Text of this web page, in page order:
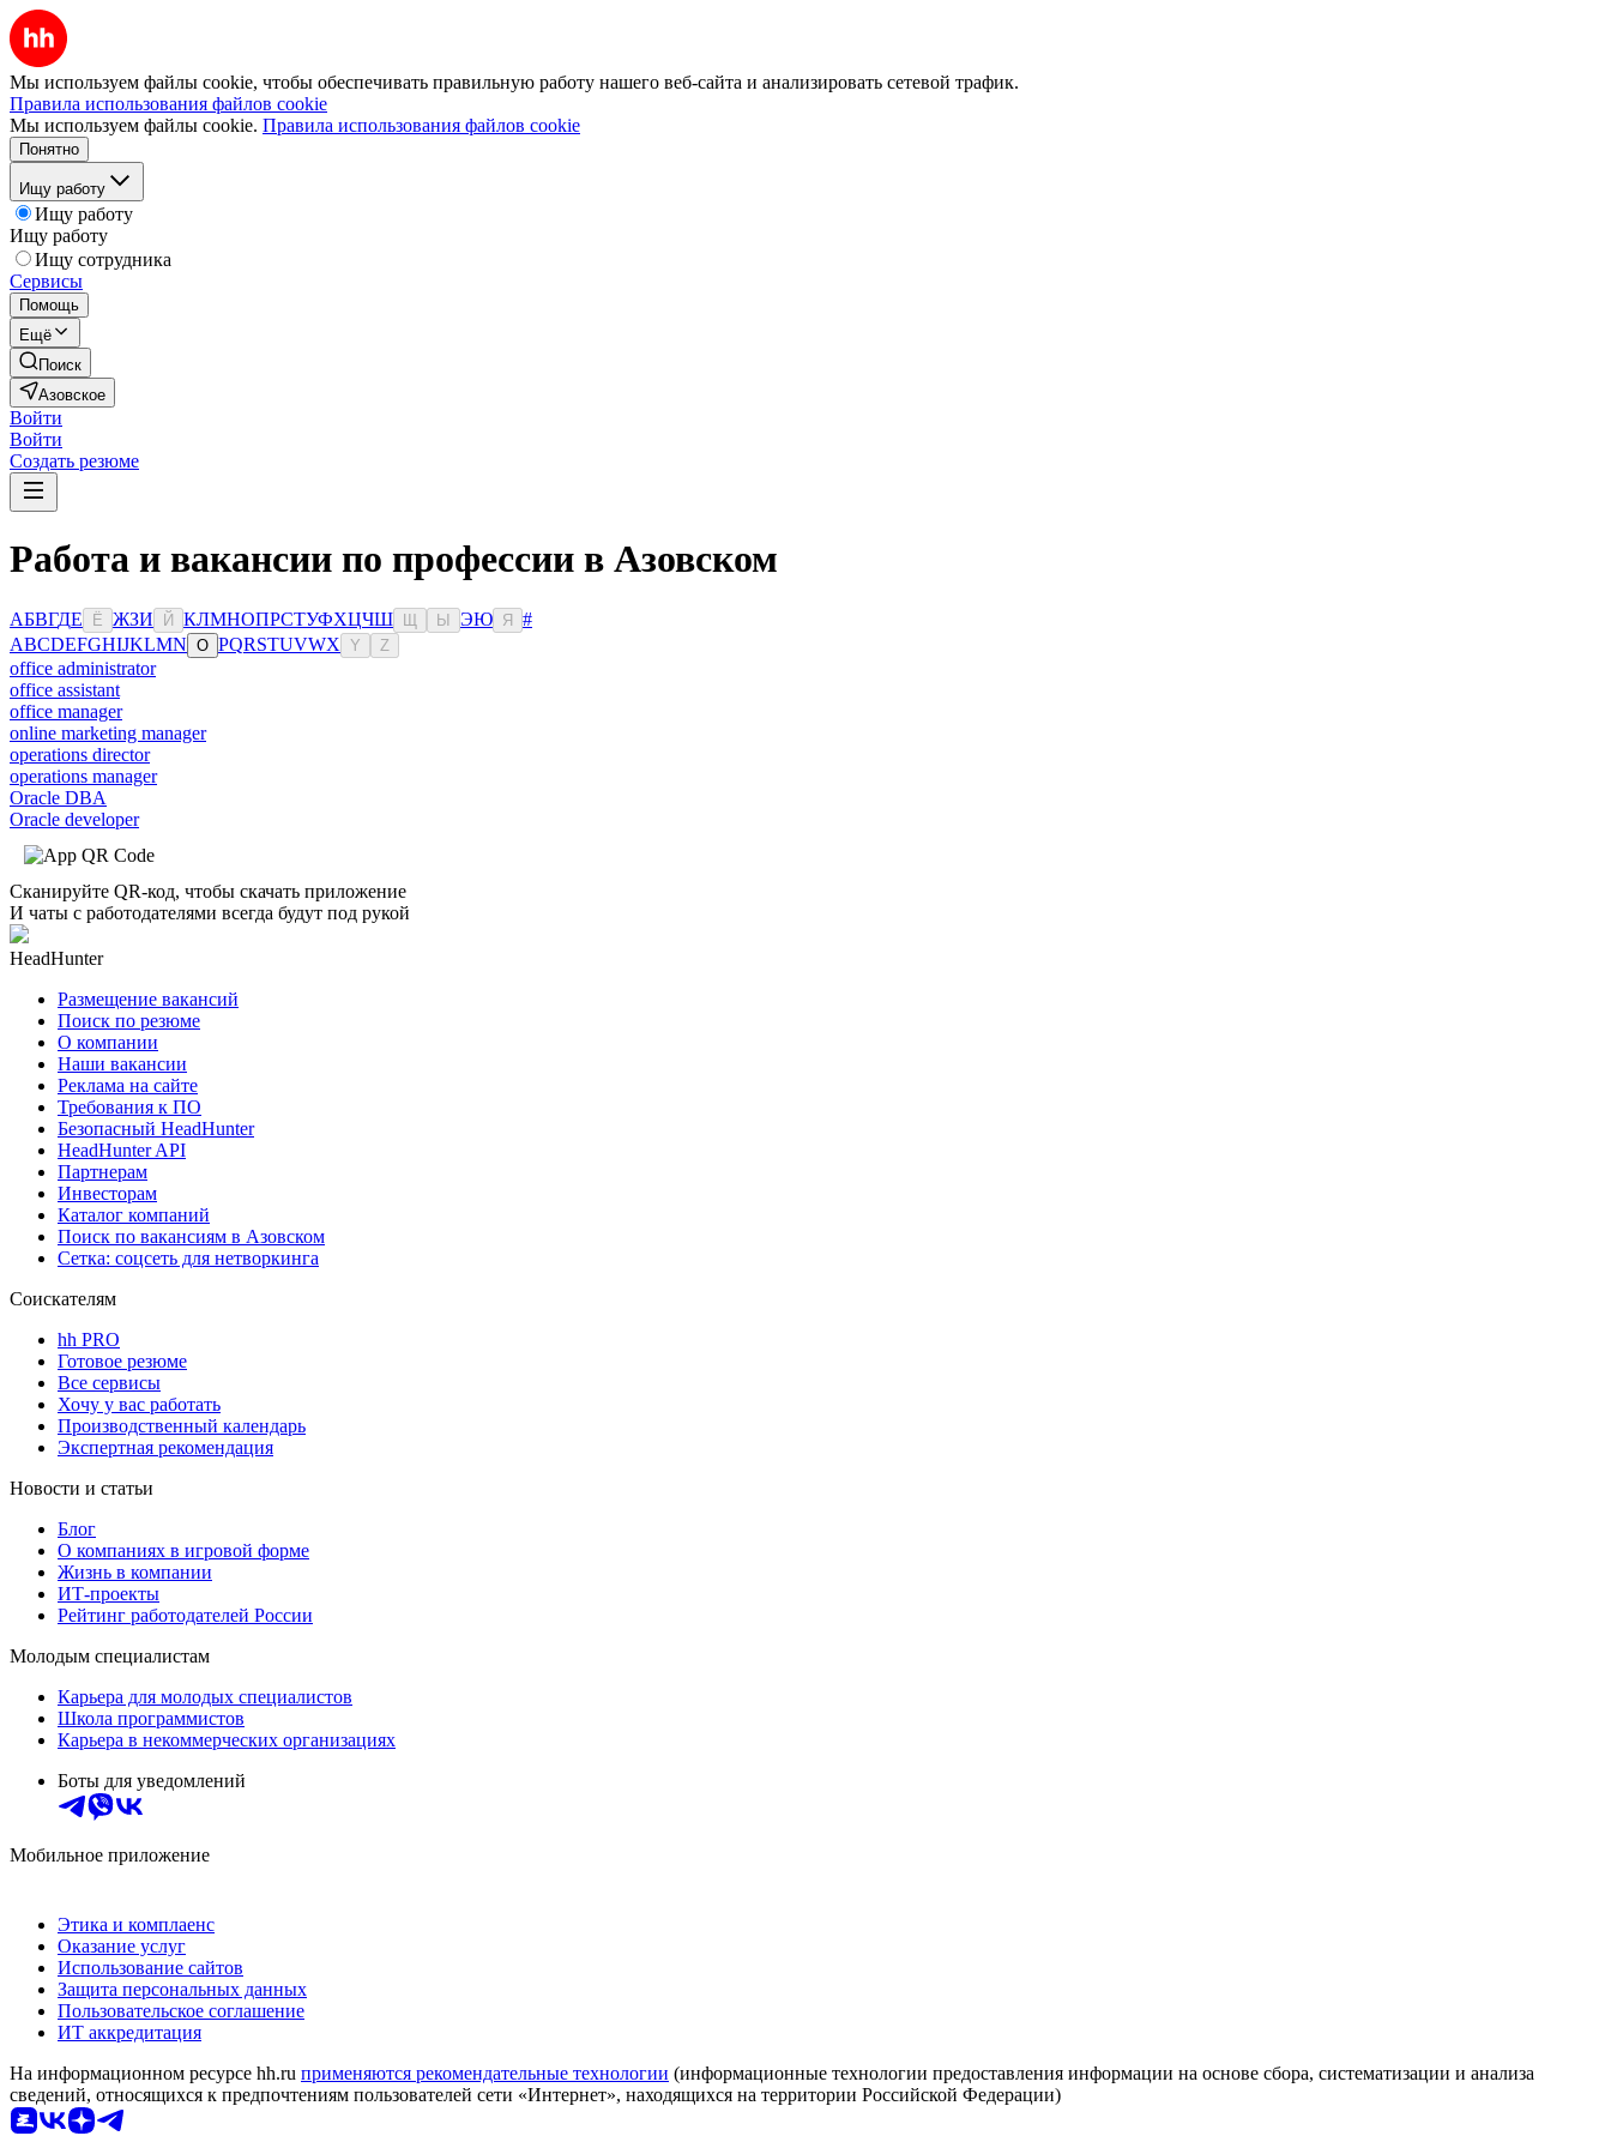
Мы используем файлы cookie, чтобы обеспечивать правильную работу нашего веб-сайта и анализировать сетевой трафик.
Правила использования файлов cookie
Мы используем файлы cookie. Правила использования файлов cookie
Понятно
Ищу работу
Ищу работу
Ищу работу
Ищу сотрудника
Сервисы
Помощь
Ещё
Поиск
Азовское
Войти
Войти
Создать резюме
Работа и вакансии по профессии в Азовском
АБВГДЕ Ё ЖЗИ Й КЛМНОПРСТУФХЦЧШ Ы ЭЮ Я
#
ABCDEFGHIJKLMN O PQRSTUVWX Y Z
office administrator
office assistant
office manager
online marketing manager
operations director
operations manager
Oracle DBA
Oracle developer
Сканируйте QR-код, чтобы скачать приложение
И чаты с работодателями всегда будут под рукой
HeadHunter
Размещение вакансий
Поиск по резюме
О компании
Наши вакансии
Реклама на сайте
Требования к ПО
Безопасный HeadHunter
HeadHunter API
Партнерам
Инвесторам
Каталог компаний
Поиск по вакансиям в Азовском
Сетка: соцсеть для нетворкинга
Соискателям
hh PRO
Готовое резюме
Все сервисы
Хочу у вас работать
Производственный календарь
Экспертная рекомендация
Новости и статьи
Блог
О компаниях в игровой форме
Жизнь в компании
ИТ-проекты
Рейтинг работодателей России
Молодым специалистам
Карьера для молодых специалистов
Школа программистов
Карьера в некоммерческих организациях
Боты для уведомлений
Мобильное приложение
Этика и комплаенс
Оказание услуг
Использование сайтов
Защита персональных данных
Пользовательское соглашение
ИТ аккредитация
На информационном ресурсе hh.ru применяются рекомендательные технологии (информационные технологии предоставления информации на основе сбора, систематизации и анализа
сведений, относящихся к предпочтениям пользователей сети «Интернет», находящихся на территории Российской Федерации)